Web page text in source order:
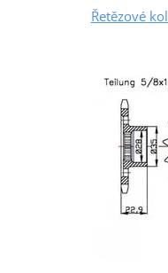
Řetězové